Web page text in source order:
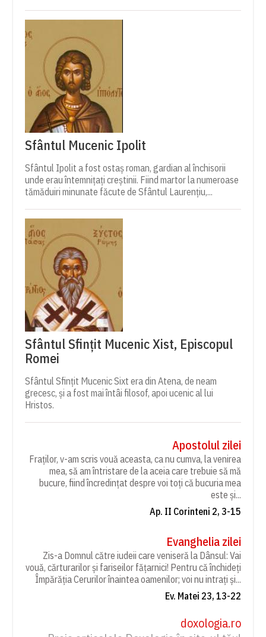
Sfântul Mucenic Ipolit
Sfântul Ipolit a fost ostaș roman, gardian al închisorii
unde erau întemnițați creștinii. Fiind martor la numeroase
tămăduiri minunate făcute de Sfântul Laurențiu,...
Sfântul Sfințit Mucenic Xist, Episcopul
Romei
Sfântul Sfințit Mucenic Sixt era din Atena, de neam
grecesc, și a fost mai întâi filosof, apoi ucenic al lui
Hristos.
Apostolul zilei
Fraților, v-am scris vouă aceasta, ca nu cumva, la venirea
mea, să am întristare de la aceia care trebuie să mă
bucure, fiind încredințat despre voi toți că bucuria mea
este și...
Ap. II Corinteni 2, 3-15
Evanghelia zilei
Zis-a Domnul către iudeii care veniseră la Dânsul: Vai
vouă, cărturarilor și fariseilor fățarnici! Pentru că închideți
Împărăția Cerurilor înaintea oamenilor; voi nu intrați și...
Ev. Matei 23, 13-22
doxologia.ro